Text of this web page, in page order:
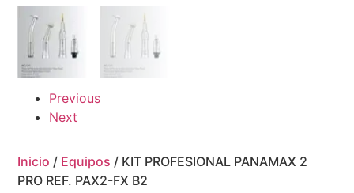
Previous
Next
Inicio / Equipos / KIT PROFESIONAL PANAMAX 2
PRO REF. PAX2-FX B2